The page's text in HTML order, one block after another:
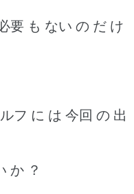
要 も ない の だ け
フ に は 今回 の 出
か ？